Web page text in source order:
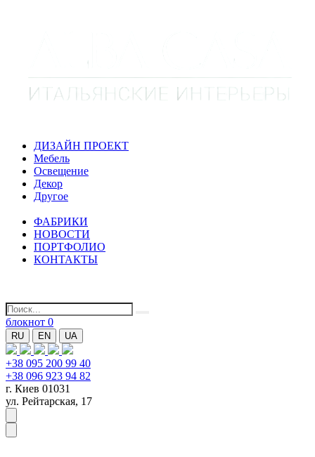
ДИЗАЙН ПРОЕКТ
Мебель
Освещение
Декор
Другое
ФАБРИКИ
НОВОСТИ
ПОРТФОЛИО
КОНТАКТЫ
блокнот 0
RU EN UA
+38 095 200 99 40
+38 096 923 94 82
г. Киев 01031
ул. Рейтарская, 17